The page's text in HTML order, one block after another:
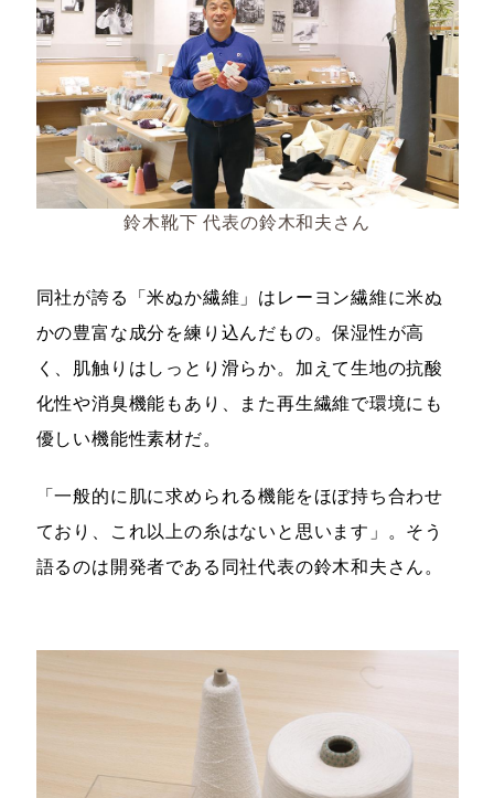
鈴木靴下 代表の鈴木和夫さん
同社が誇る「米ぬか繊維」はレーヨン繊維に米ぬ
かの豊富な成分を練り込んだもの。保湿性が高
く、肌触りはしっとり滑らか。加えて生地の抗酸
化性や消臭機能もあり、また再生繊維で環境にも
優しい機能性素材だ。
「一般的に肌に求められる機能をほぼ持ち合わせ
ており、これ以上の糸はないと思います」。そう
語るのは開発者である同社代表の鈴木和夫さん。